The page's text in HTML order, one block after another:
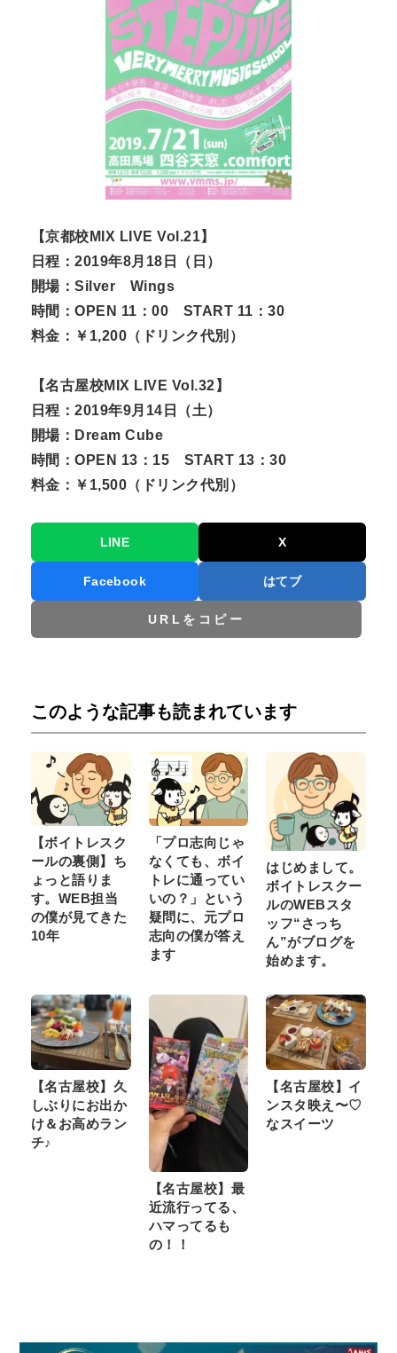
【京都校MIX LIVE Vol.21】
日程：2019年8月18日（日）
開場：Silver Wings
時間：OPEN 11：00 START 11：30
料金：￥1,200（ドリンク代別）
【名古屋校MIX LIVE Vol.32】
日程：2019年9月14日（土）
開場：Dream Cube
時間：OPEN 13：15 START 13：30
料金：￥1,500（ドリンク代別）
LINE X
Facebook はてブ
URLをコピー
このような記事も読まれています
【ボイトレスク
ールの裏側】ち
ょっと語りま
す。WEB担当
の僕が見てきた
10年
「プロ志向じゃ
なくても、ボイ
トレに通ってい
いの？」という
疑問に、元プロ
志向の僕が答え
ます
はじめまして。
ボイトレスクー
ルのWEBスタ
ッフ“さっち
ん”がブログを
始めます。
【名古屋校】久
しぶりにお出か
け＆お高めラン
チ♪
【名古屋校】最
近流行ってる、
ハマってるも
の！！
【名古屋校】イ
ンスタ映え〜♡
なスイーツ